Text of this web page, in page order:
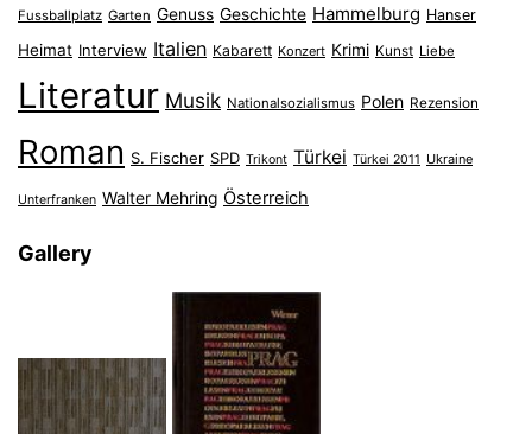
Fussballplatz Garten Genuss Geschichte Hammelburg Hanser
Heimat Interview Italien Kabarett Konzert Krimi Kunst Liebe
Literatur Musik Nationalsozialismus Polen Rezension
Roman S. Fischer SPD Trikont Türkei Türkei 2011 Ukraine
Unterfranken Walter Mehring Österreich
Gallery